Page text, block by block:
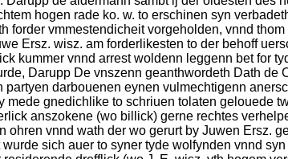
hogen rade ko. w. to erschinen syn
forder vmmestendicheit vorgeholden, vnnd
Ersz. wisz. am forderlikesten to der behoff
kummer vnnd arrest woldenn leggenn bet for
Darupp De vnszenn geanthwordeth Dath de
partyen darbouenen eynen vulmechtigenn
mede gnedichlike to schriuen tolaten gelouede
anszokene (wo billick) gerne rechtes
ohren vnnd wath der wo gerurt by Juwen Ersz.
sich auer to syner tyde wolfynden vnnd